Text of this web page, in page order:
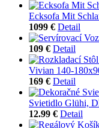
Ecksofa Mit
1099 € Detail
109 € Detail
Vivian 140-
169 € Detail
Svietidlo Glühi,
12.99 € Detail